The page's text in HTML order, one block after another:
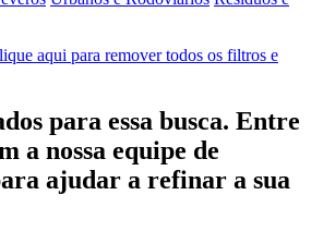
aqui para remover todos os filtros e
para essa busca. Entre
a nossa equipe de
ajudar a refinar a sua